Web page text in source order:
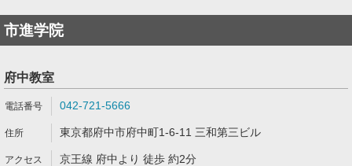
市進学院
府中教室
042-721-5666
東京都府中市府中町1-6-11 三和第三ビル
京王線 府中より 徒歩 約2分